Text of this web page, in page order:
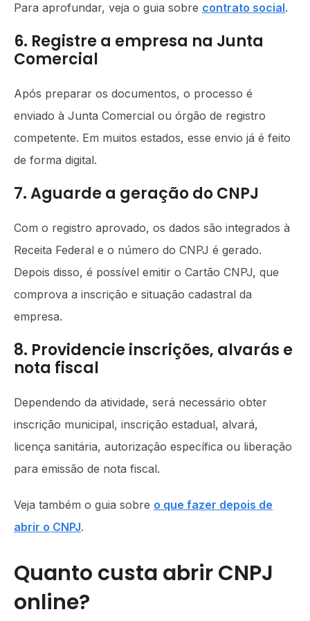
Para aprofundar, veja o guia sobre contrato social.
6. Registre a empresa na Junta
Comercial
Após preparar os documentos, o processo é
enviado à Junta Comercial ou órgão de registro
competente. Em muitos estados, esse envio já é feito
de forma digital.
7. Aguarde a geração do CNPJ
Com o registro aprovado, os dados são integrados à
Receita Federal e o número do CNPJ é gerado.
Depois disso, é possível emitir o Cartão CNPJ, que
comprova a inscrição e situação cadastral da
empresa.
8. Providencie inscrições, alvarás e
nota fiscal
Dependendo da atividade, será necessário obter
inscrição municipal, inscrição estadual, alvará,
licença sanitária, autorização específica ou liberação
para emissão de nota fiscal.
Veja também o guia sobre o que fazer depois de
abrir o CNPJ.
Quanto custa abrir CNPJ
online?